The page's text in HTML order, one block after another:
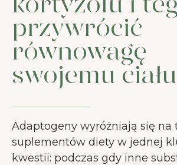
kortyzolu i
przywrócić
równowagę
swojemu
Adaptogeny wyróżniają się na
suplementów diety w jednej
kwestii: podczas gdy inne